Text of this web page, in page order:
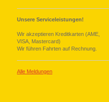
Unsere Serviceleistungen!
Wir akzeptieren Kreditkarten (AME,
VISA, Mastercard)
Wir führen Fahrten auf Rechnung.
Alle Meldungen